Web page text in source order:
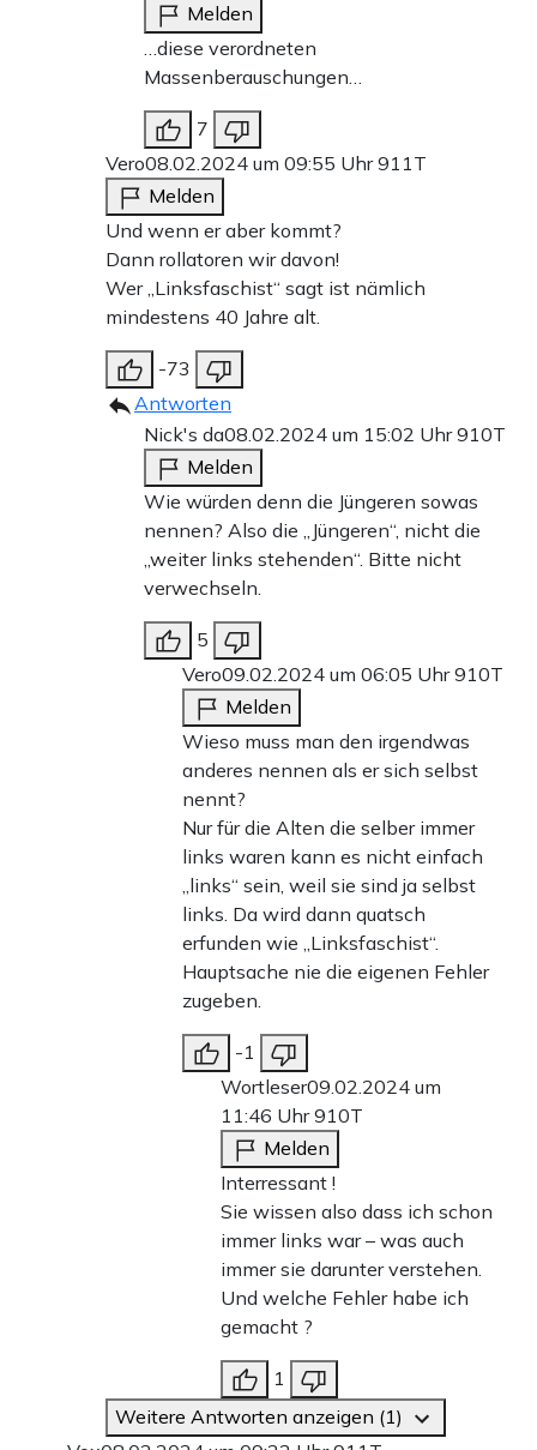
Melden
…diese verordneten
Massenberauschungen…
7
Vero08.02.2024 um 09:55 Uhr911T
Melden
Und wenn er aber kommt?
Dann rollatoren wir davon!
Wer „Linksfaschist“ sagt ist nämlich
mindestens 40 Jahre alt.
-73
Antworten
Nick's da08.02.2024 um 15:02 Uhr910T
Melden
Wie würden denn die Jüngeren sowas
nennen? Also die „Jüngeren“, nicht die
„weiter links stehenden“. Bitte nicht
verwechseln.
5
Vero09.02.2024 um 06:05 Uhr910T
Melden
Wieso muss man den irgendwas
anderes nennen als er sich selbst
nennt?
Nur für die Alten die selber immer
links waren kann es nicht einfach
„links“ sein, weil sie sind ja selbst
links. Da wird dann quatsch
erfunden wie „Linksfaschist“.
Hauptsache nie die eigenen Fehler
zugeben.
-1
Wortleser09.02.2024 um
11:46 Uhr910T
Melden
Interressant !
Sie wissen also dass ich schon
immer links war – was auch
immer sie darunter verstehen.
Und welche Fehler habe ich
gemacht ?
1
Weitere Antworten anzeigen (1)